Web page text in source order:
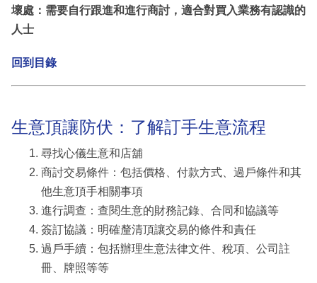
壞處：需要自行跟進和進行商討，適合對買入業務有認識的
人士
回到目錄
生意頂讓防伏：了解訂手生意流程
尋找心儀生意和店舖
商討交易條件：包括價格、付款方式、過戶條件和其
他生意頂手相關事項
進行調查：查閱生意的財務記錄、合同和協議等
簽訂協議：明確釐清頂讓交易的條件和責任
過戶手續：包括辦理生意法律文件、稅項、公司註
冊、牌照等等